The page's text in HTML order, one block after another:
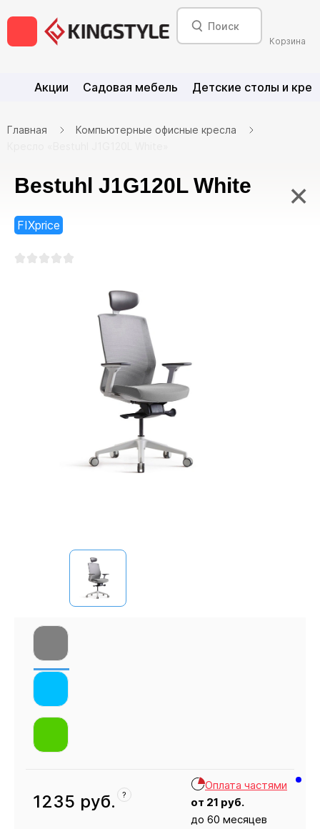
Корзина
Акции Садовая мебель Детские столы и
Главная
Компьютерные офисные кресла
Bestuhl J1G120L White
FIXprice
1235 руб. ?
Оплата частями
от 21 руб.
до 60 месяцев
×